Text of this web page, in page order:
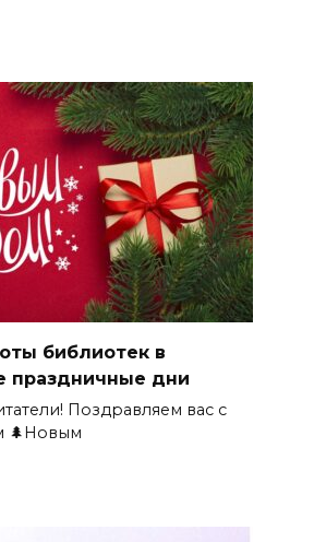
библиотек в
праздничные дни
Поздравляем вас с
🌲Новым